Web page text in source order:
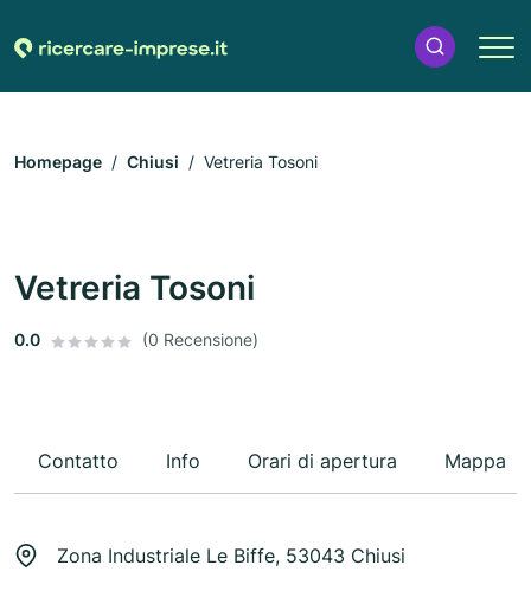
Homepage Chiusi Vetreria Tosoni
Vetreria Tosoni
0.0 (0 Recensione)
Contatto Info Orari di apertura Mappa
Zona Industriale Le Biffe, 53043 Chiusi